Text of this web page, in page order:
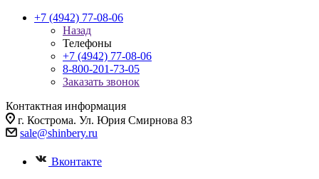
+7 (4942) 77-08-06
Назад
Телефоны
+7 (4942) 77-08-06
8-800-201-73-05
Заказать звонок
Контактная информация
г. Кострома. Ул. Юрия Смирнова 83
sale@shinbery.ru
Вконтакте